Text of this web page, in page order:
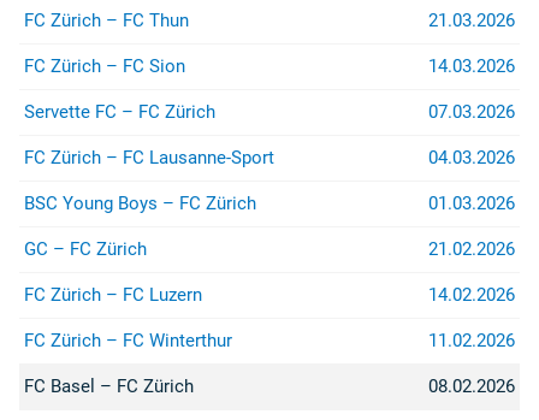
FC Zürich – FC Thun 21.03.2026
FC Zürich – FC Sion 14.03.2026
Servette FC – FC Zürich 07.03.2026
FC Zürich – FC Lausanne-Sport 04.03.2026
BSC Young Boys – FC Zürich 01.03.2026
GC – FC Zürich 21.02.2026
FC Zürich – FC Luzern 14.02.2026
FC Zürich – FC Winterthur 11.02.2026
FC Basel – FC Zürich 08.02.2026